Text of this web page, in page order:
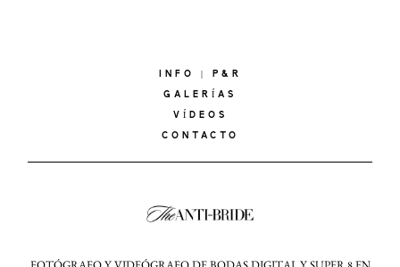
INFO | P&R
GALERÍAS
VÍDEOS
CONTACTO